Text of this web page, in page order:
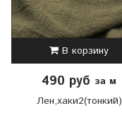
В корзину
490 руб за м
Лен,хаки2(тонкий)